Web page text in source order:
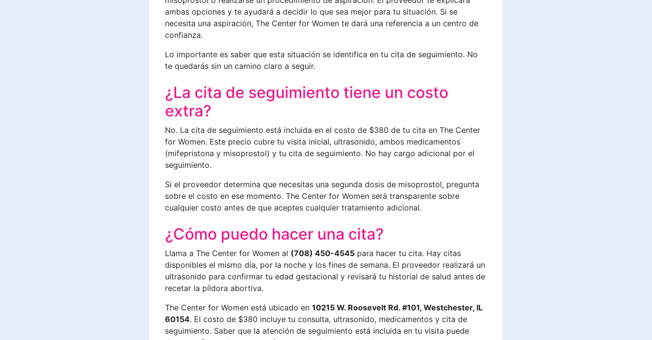
ambas opciones y te ayudará a decidir lo que sea mejor para tu situación. Si se
necesita una aspiración, The Center for Women te dará una referencia a un centro de
confianza.
Lo importante es saber que esta situación se identifica en tu cita de seguimiento. No
te quedarás sin un camino claro a seguir.
¿La cita de seguimiento tiene un costo
extra?
No. La cita de seguimiento está incluida en el costo de $380 de tu cita en The Center
for Women. Este precio cubre tu visita inicial, ultrasonido, ambos medicamentos
(mifepristona y misoprostol) y tu cita de seguimiento. No hay cargo adicional por el
seguimiento.
Si el proveedor determina que necesitas una segunda dosis de misoprostol, pregunta
sobre el costo en ese momento. The Center for Women será transparente sobre
cualquier costo antes de que aceptes cualquier tratamiento adicional.
¿Cómo puedo hacer una cita?
Llama a The Center for Women al (708) 450-4545 para hacer tu cita. Hay citas
disponibles el mismo día, por la noche y los fines de semana. El proveedor realizará un
ultrasonido para confirmar tu edad gestacional y revisará tu historial de salud antes de
recetar la píldora abortiva.
The Center for Women está ubicado en 10215 W. Roosevelt Rd. #101, Westchester, IL
60154. El costo de $380 incluye tu consulta, ultrasonido, medicamentos y cita de
seguimiento. Saber que la atención de seguimiento está incluida en tu visita puede